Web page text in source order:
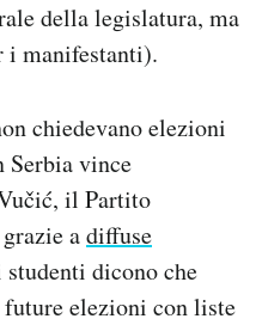
della legislatura, ma
i manifestanti).
chiedevano elezioni
Serbia vince
il Partito
adiffuse
dicono che
elezioni con liste